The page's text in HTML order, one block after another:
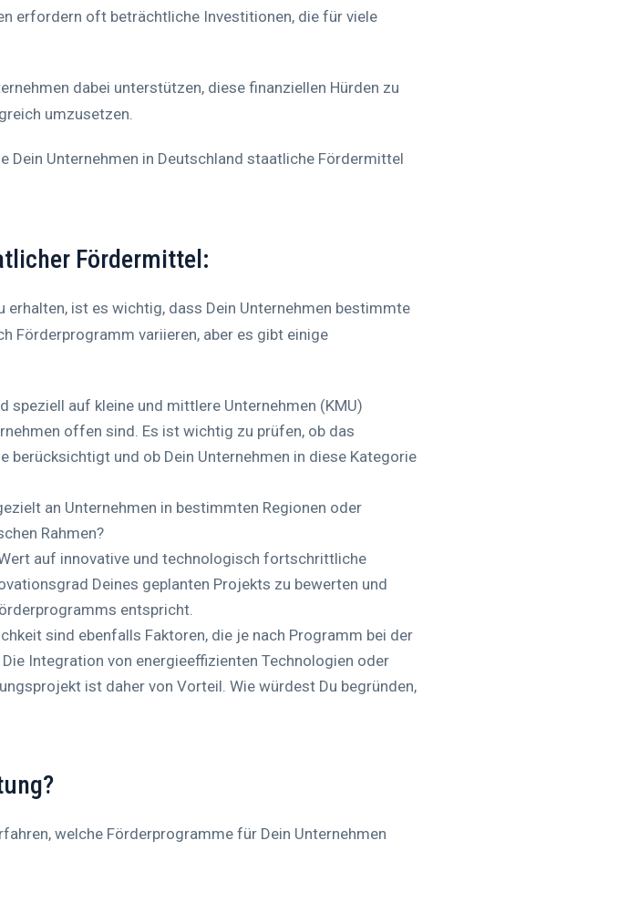
erfordern oft beträchtliche Investitionen, die für viele
dabei unterstützen, diese finanziellen Hürden zu
umzusetzen.
Dein Unternehmen in Deutschland staatliche Fördermittel
Fördermittel:
ist es wichtig, dass Dein Unternehmen bestimmte
Förderprogramm variieren, aber es gibt einige
speziell auf kleine und mittlere Unternehmen (KMU)
offen sind. Es ist wichtig zu prüfen, ob das
und ob Dein Unternehmen in diese Kategorie
an Unternehmen in bestimmten Regionen oder
Rahmen?
auf innovative und technologisch fortschrittliche
Deines geplanten Projekts zu bewerten und
entspricht.
sind ebenfalls Faktoren, die je nach Programm bei der
Integration von energieeffizienten Technologien oder
ist daher von Vorteil. Wie würdest Du begründen,
welche Förderprogramme für Dein Unternehmen